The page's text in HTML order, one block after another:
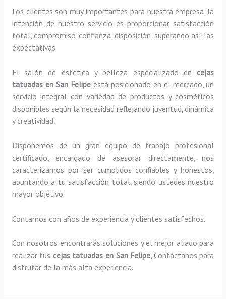
Los clientes son muy importantes para nuestra empresa, la
intención de nuestro servicio es proporcionar satisfacción
total, compromiso, confianza, disposición, superando así las
expectativas.
El salón de estética y belleza especializado encejas
tatuadas en San Felipeestá posicionado en el mercado, un
servicio integral con variedad de productos y cosméticos
disponibles según la necesidad reflejando juventud, dinámica
y creatividad.
Disponemos de un gran equipo de trabajo profesional
certificado, encargado de asesorar directamente, nos
caracterizamos por ser cumplidos confiables y honestos,
apuntando a tu satisfacción total, siendo ustedes nuestro
mayor objetivo.
Contamos con años de experiencia y clientes satisfechos.
Con nosotros encontrarás soluciones y el mejor aliado para
realizar tus cejas tatuadas en San Felipe,Contáctanos para
disfrutar de la más alta experiencia.